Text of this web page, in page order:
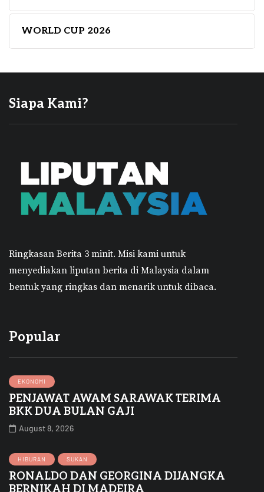
WORLD CUP 2026
Siapa Kami?
Ringkasan Berita 3 minit. Misi kami untuk
menyediakan liputan berita di Malaysia dalam
bentuk yang ringkas dan menarik untuk dibaca.
Popular
EKONOMI
PENJAWAT AWAM SARAWAK TERIMA
BKK DUA BULAN GAJI
August 8, 2026
HIBURAN SUKAN
RONALDO DAN GEORGINA DIJANGKA